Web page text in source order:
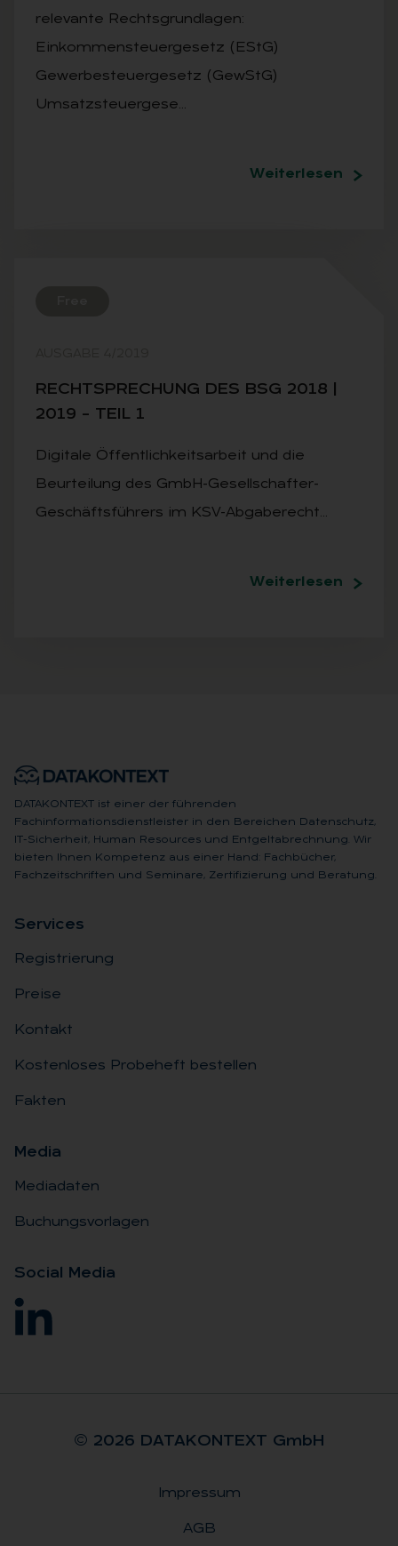
relevante Rechtsgrundlagen:
Einkommensteuergesetz (EStG)
Gewerbesteuergesetz (GewStG)
Umsatzsteuergese…
Weiterlesen
RECHT­SPRE­CHUNG DES BSG 2018 |
2019 – TEIL 1
Digitale Öffentlichkeitsarbeit und die
Beurteilung des GmbH-Gesellschafter-
Geschäftsführers im KSV-Abgaberecht…
Weiterlesen
DATAKONTEXT ist einer der führenden
Fachinformationsdienstleister in den Bereichen Datenschutz,
IT-Sicherheit, Human Resources und Entgeltabrechnung. Wir
bieten Ihnen Kompetenz aus einer Hand: Fachbücher,
Fachzeitschriften und Seminare, Zertifizierung und Beratung.
Ser­vices
Registrierung
Preise
Kontakt
Kostenloses Probeheft bestellen
Fakten
Me­dia
Mediadaten
Buchungsvorlagen
So­ci­al Me­dia
© 2026 DA­TA­KON­TEXT GmbH
Impressum
AGB